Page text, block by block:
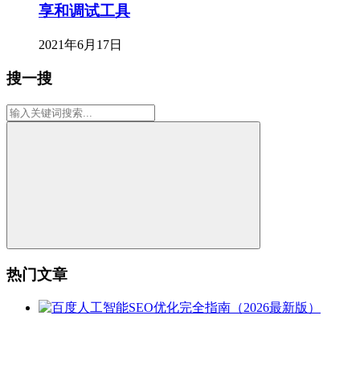
享和调试工具
2021年6月17日
搜一搜
热门文章